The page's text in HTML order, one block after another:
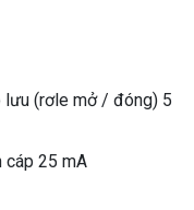
lưu (rơle mở / đóng) 5
cáp 25 mA